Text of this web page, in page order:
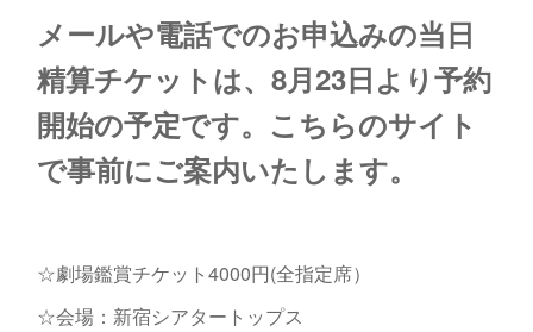
メールや電話でのお申込みの当日
精算チケットは、8月23日より予約
開始の予定です。こちらのサイト
で事前にご案内いたします。
☆劇場鑑賞チケット4000円(全指定席）
☆会場：新宿シアタートップス